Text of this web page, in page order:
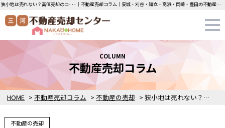
狭小地は売れない？高値売却のコ･･･｜不動産売却コラム｜安城・刈谷・知立・高浜・岡崎・豊田の不動産売却・買取・査定なら三河不動産売却センターにお任せください！土地・中古一戸建ての即日無料査定・即金買取を行っています！
HOME > 不動産売却コラム > 不動産の売却 > 狭小地は売れない？高値売却のコツを紹介します
COLUMN
不動産売却コラム
不動産の売却